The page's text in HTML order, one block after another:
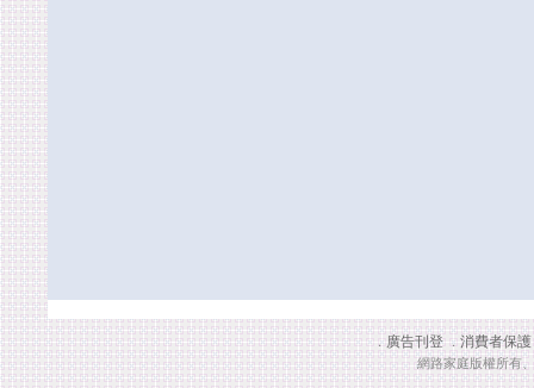
．廣告刊登． 消費者保護
網路家庭版權所有